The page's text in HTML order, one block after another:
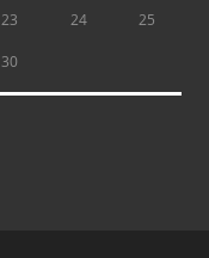
23 24 25
30